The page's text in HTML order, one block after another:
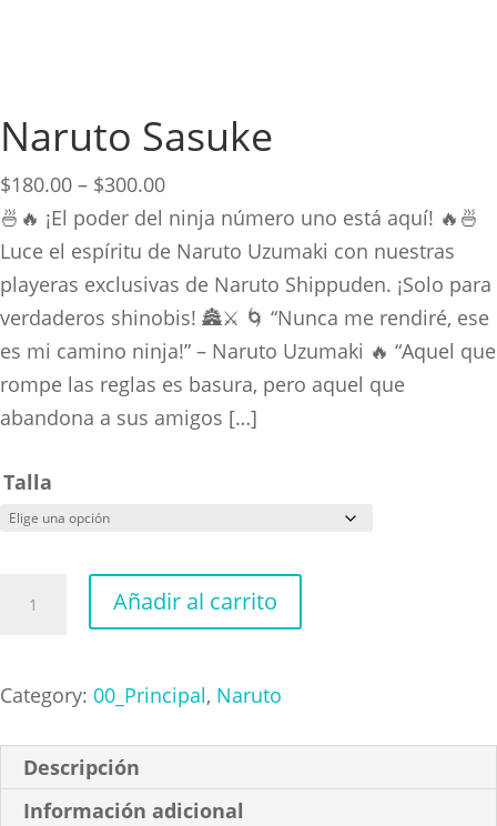
Naruto Sasuke
$180.00 – $300.00Price
range:
$180.00
through
$300.00
🍜🔥 ¡El poder del ninja número uno está aquí! 🔥🍜
Luce el espíritu de Naruto Uzumaki con nuestras
playeras exclusivas de Naruto Shippuden. ¡Solo para
verdaderos shinobis! 🏯⚔️ 🌀 “Nunca me rendiré, ese
es mi camino ninja!” – Naruto Uzumaki 🔥 “Aquel que
rompe las reglas es basura, pero aquel que
abandona a sus amigos […]
Talla
Añadir al carrito
Category: 00_Principal, Naruto
Descripción
Información adicional